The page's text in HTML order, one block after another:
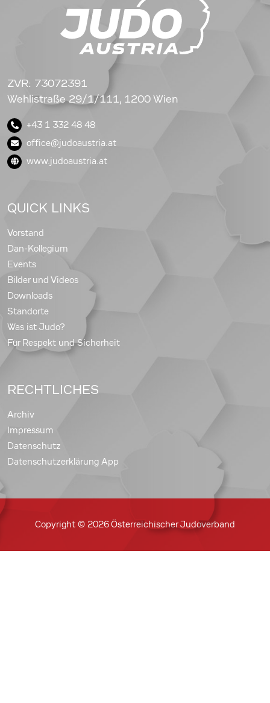
ZVR: 73072391
Wehlistraße 29/1/111, 1200 Wien
+43 1 332 48 48
office@judoaustria.at
www.judoaustria.at
QUICK LINKS
Vorstand
Dan-Kollegium
Events
Bilder und Videos
Downloads
Standorte
Was ist Judo?
Für Respekt und Sicherheit
RECHTLICHES
Archiv
Impressum
Datenschutz
Datenschutzerklärung App
Copyright © 2026 Österreichischer Judoverband